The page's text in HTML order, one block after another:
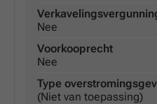
Nee
Voorkooprecht
Nee
Type
(Niet van toepassing)